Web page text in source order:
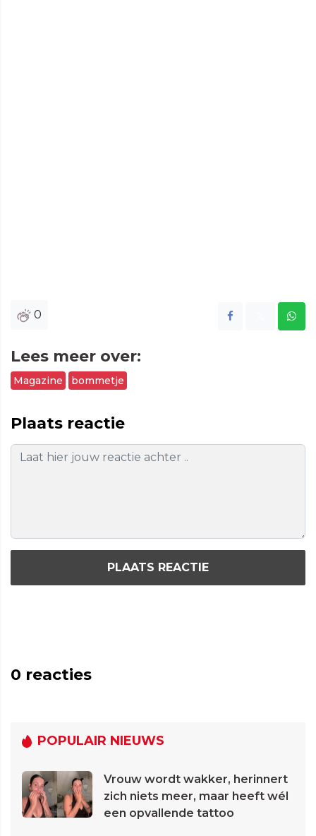
0
Lees meer over:
Magazine bommetje
Plaats reactie
PLAATS REACTIE
0 reacties
POPULAIR NIEUWS
Vrouw wordt wakker, herinnert
zich niets meer, maar heeft wél
een opvallende tattoo